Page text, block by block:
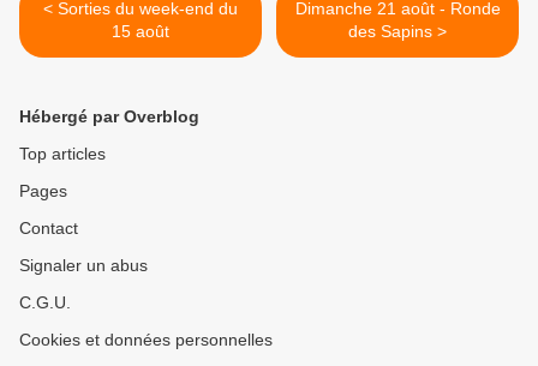
< Sorties du week-end du
15 août
Dimanche 21 août - Ronde
des Sapins >
Hébergé par Overblog
Top articles
Pages
Contact
Signaler un abus
C.G.U.
Cookies et données personnelles